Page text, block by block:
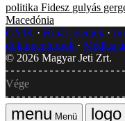
politika Fidesz gulyás
Macedónia
GYIK
Hibát jelentek
dokumentumok
© 2026 Magyar Jeti Zrt.
Vége
Menü